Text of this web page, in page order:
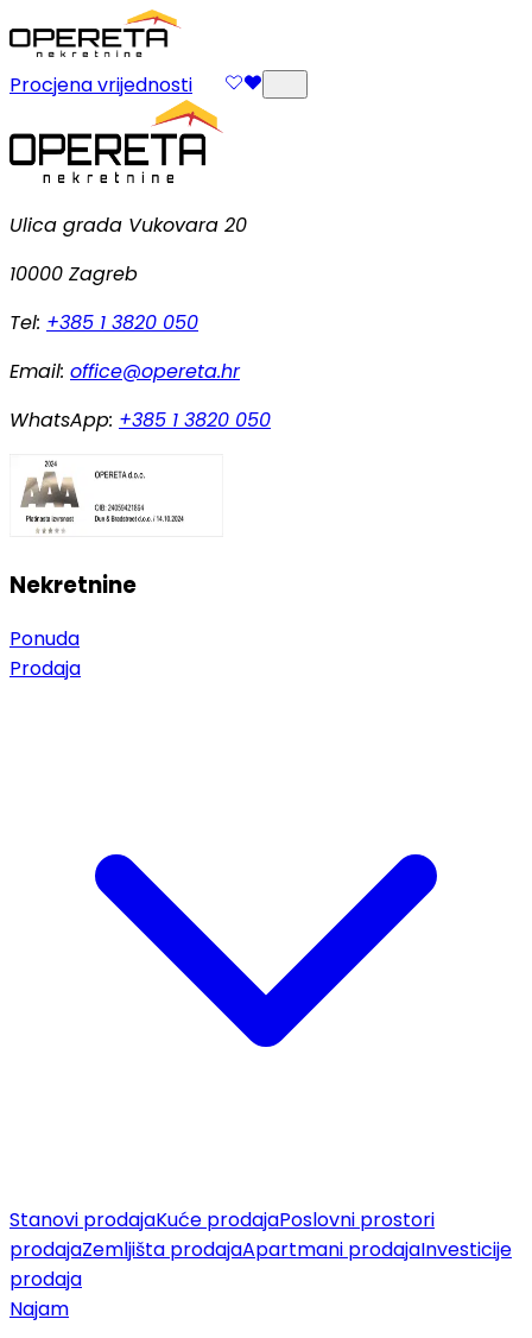
Procjena vrijednosti
Ulica grada Vukovara 20
10000 Zagreb
Tel: +385 1 3820 050
Email: office@opereta.hr
WhatsApp: +385 1 3820 050
Nekretnine
Ponuda
Prodaja
Stanovi prodajaKuće prodajaPoslovni prostori
prodajaZemljišta prodajaApartmani prodajaInvesticije
prodaja
Najam